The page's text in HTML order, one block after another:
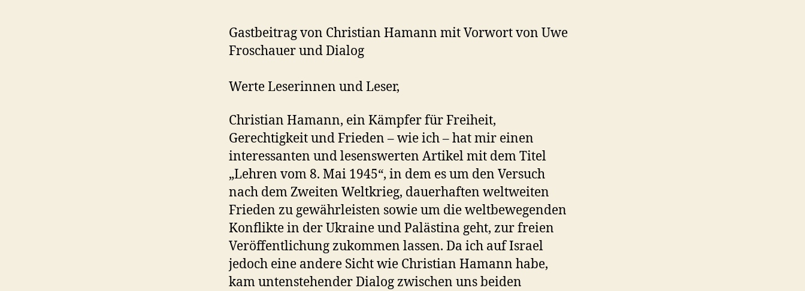
Gastbeitrag von Christian Hamann mit Vorwort von Uwe
Froschauer und Dialog
Werte Leserinnen und Leser,
Christian Hamann, ein Kämpfer für Freiheit,
Gerechtigkeit und Frieden – wie ich – hat mir einen
interessanten und lesenswerten Artikel mit dem Titel
„Lehren vom 8. Mai 1945“, in dem es um den Versuch
nach dem Zweiten Weltkrieg, dauerhaften weltweiten
Frieden zu gewährleisten sowie um die weltbewegenden
Konflikte in der Ukraine und Palästina geht, zur freien
Veröffentlichung zukommen lassen. Da ich auf Israel
jedoch eine andere Sicht wie Christian Hamann habe,
kam untenstehender Dialog zwischen uns beiden